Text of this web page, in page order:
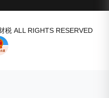
ALL RIGHTS RESERVED